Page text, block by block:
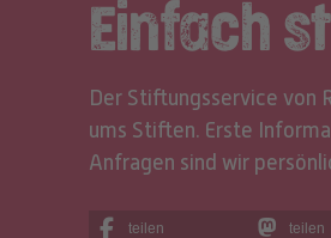
Einfach
Der Stiftungsservice von
ums Stiften. Erste
Anfragen sind wir
teilen teilen